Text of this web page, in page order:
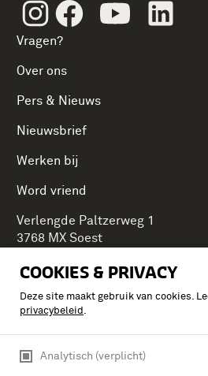
COOKIES & PRIVACY
Deze site maakt gebruik van cookies.
privacybeleid .
Analytisch (verplicht)
InstagramFacebookYoutube
Vragen?
Over ons
Pers & Nieuws
Nieuwsbrief
Werken bij
Word vriend
Verlengde Paltzerweg 1
3768 MX Soest
Onderdeel van Stichting